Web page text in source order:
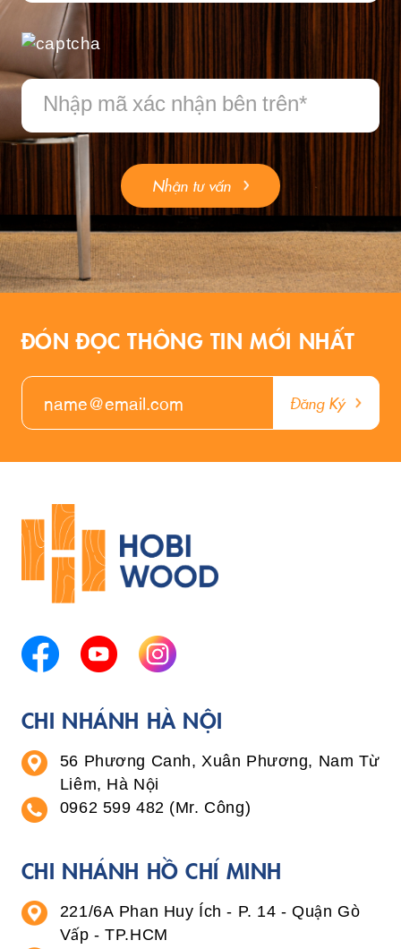
Nhận tư vấn
ĐÓN ĐỌC THÔNG TIN MỚI NHẤT
Đăng Ký
CHI NHÁNH HÀ NỘI
56 Phương Canh, Xuân Phương, Nam Từ
Liêm, Hà Nội
0962 599 482 (Mr. Công)
CHI NHÁNH HỒ CHÍ MINH
221/6A Phan Huy Ích - P. 14 - Quận Gò
Vấp - TP.HCM